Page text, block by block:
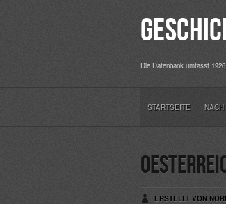
Die Datenbank umfasst
STARTSEITE NACH
ERSTELLT VON